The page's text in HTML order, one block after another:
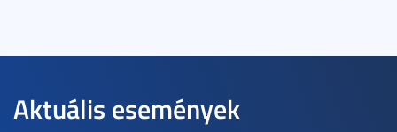
Aktuális események